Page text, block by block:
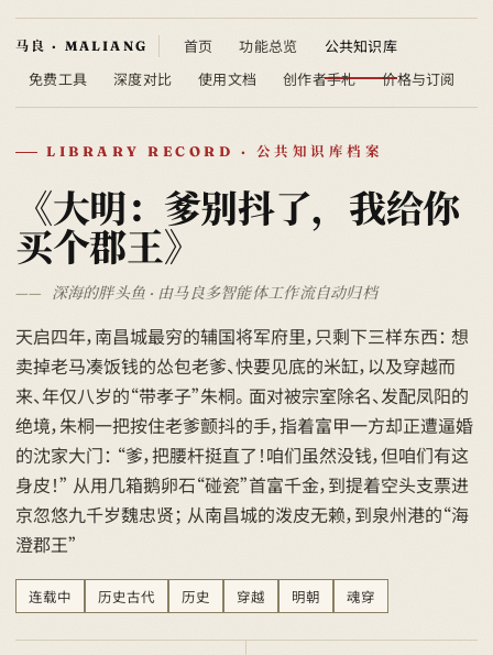
首页 功能总览
公共知识库
免费工具
深度对比 使用文档 创作者手札 价格与订阅
LIBRARY RECORD · 公共知识库档案
《大明：爹别抖了，我给你
买个郡王》
深海的胖头鱼 · 由马良多智能体工作流自动归档
天启四年，南昌城最穷的辅国将军府里，只剩下三样东西： 想
卖掉老马凑饭钱的怂包老爹、快要见底的米缸，以及穿越而
来、年仅八岁的“带孝子”朱桐。 面对被宗室除名、发配凤阳的
绝境，朱桐一把按住老爹颤抖的手，指着富甲一方却正遭逼婚
的沈家大门： “爹，把腰杆挺直了！咱们虽然没钱，但咱们有这
身皮！” 从用几箱鹅卵石“碰瓷”首富千金，到提着空头支票进
京忽悠九千岁魏忠贤； 从南昌城的泼皮无赖，到泉州港的“海
澄郡王”
连载中 历史古代 历史 穿越 明朝 魂穿